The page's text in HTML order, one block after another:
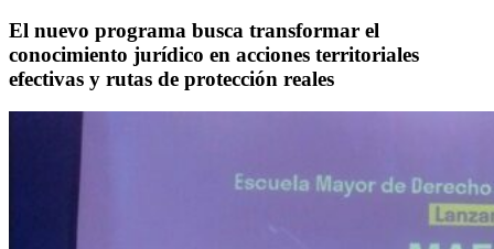
El nuevo programa busca transformar el
conocimiento jurídico en acciones territoriales
efectivas y rutas de protección reales